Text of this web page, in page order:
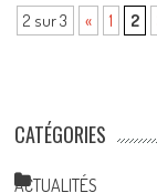
2 sur 3 « 1 2
CATÉGORIES
ACTUALITÉS